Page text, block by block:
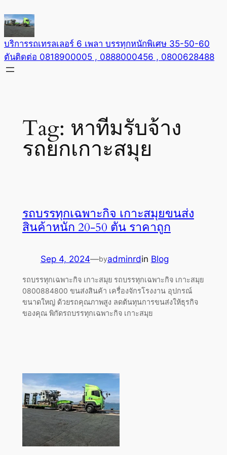
to
content
บริการรถเทรลเลอร์ 6 เพลา บรรทุกหนักพิเศษ 35-50-60
ตันติดต่อ 0818900005 , 0888000456 , 0800628488
Tag: หาทีมรับจ้าง
รถยกเกาะสมุย
รถบรรทุกเฉพาะกิจ เกาะสมุยขนส่ง
สินค้าหนัก 20-50 ตัน ราคาถูก
Sep 4, 2024—byadminrdin Blog
รถบรรทุกเฉพาะกิจ เกาะสมุย รถบรรทุกเฉพาะกิจ เกาะสมุย
0800884800 ขนส่งสินค้า เครื่องจักรโรงงาน อุปกรณ์
ขนาดใหญ่ ด้วยรถคุณภาพสูง ลดต้นทุนการขนส่งให้ธุรกิจ
ของคุณ พิกัดรถบรรทุกเฉพาะกิจ เกาะสมุย